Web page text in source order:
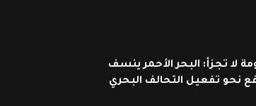
لا تجزأ: البحر الأحمر ينسف
نحو تفعيل التحالف البحري